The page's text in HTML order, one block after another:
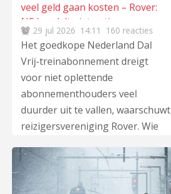
veel geld gaan kosten – Rover:
NS handelt niet netjes
29 jul 2026 14:11 160 reacties
Het goedkope Nederland Dal
Vrij-treinabonnement dreigt
voor niet oplettende
abonnementhouders veel
duurder uit te vallen, waarschuwt
reizigersvereniging Rover. Wie
maandabonnement van ruim 127
euro in plaats van 49 euro.
Daarnaast blijken verschillende